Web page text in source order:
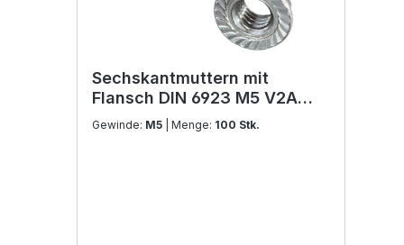
Sechskantmuttern mit
Flansch DIN 6923 M5 V2A
Edelstahl
Gewinde: M5 | Menge: 100 Stk.